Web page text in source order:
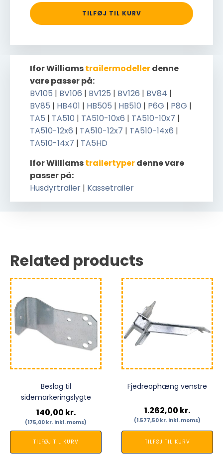
TILFØJ TIL KURV
Ifor Williamstrailertyperdenne vare
passer på:
Husdyrtrailer | Kassetrailer
Ifor Williamstrailermodellerdenne
vare passer på:
BV105 | BV106 | BV125 | BV126 | BV84 |
BV85 | HB401 | HB505 | HB510 | P6G | P8G |
TA5 | TA510 | TA510-10x6 | TA510-10x7 |
TA510-12x6 | TA510-12x7 | TA510-14x6 |
TA510-14x7 | TA5HD
Related products
Beslag til
sidemarkeringslygte
140,00 kr.
(175,00 kr. inkl. moms)
TILFØJ TIL KURV
Fjedreophæng venstre
1.262,00 kr.
(1.577,50 kr. inkl. moms)
TILFØJ TIL KURV